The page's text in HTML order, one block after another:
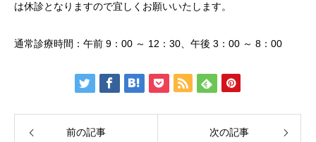
は休診となりますので宜しくお願いいたします。
通常診療時間：午前 9：00 ～ 12：30、午後 3：00 ～ 8：00
前の記事 次の記事